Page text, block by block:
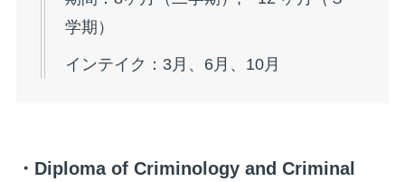
学期）
インテイク：3月、6月、10月
・Diploma of Criminology and Criminal